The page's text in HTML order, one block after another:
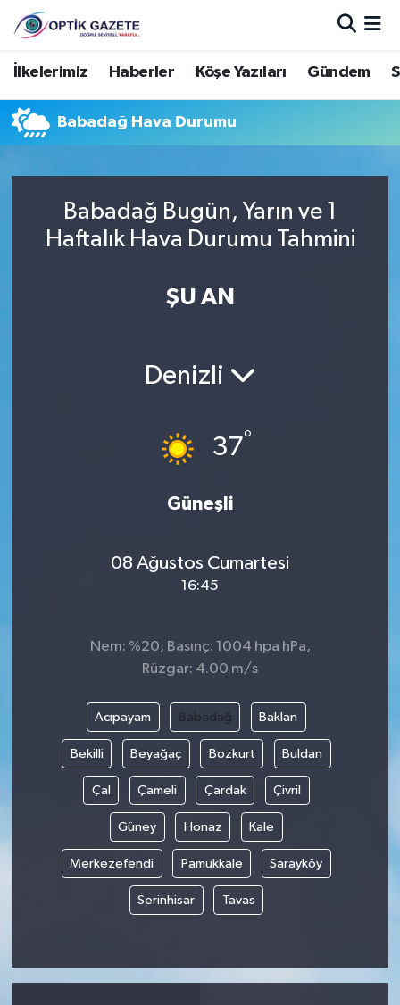
İlkelerimiz Haberler Köşe Yazıları Gündem
Babadağ Hava Durumu
Babadağ Bugün, Yarın ve 1
Haftalık Hava Durumu Tahmini
ŞU AN
Denizli
37°
Güneşli
08 Ağustos Cumartesi
16:45
Nem: %20, Basınç: 1004 hpa hPa,
Rüzgar: 4.00 m/s
Acıpayam Babadağ Baklan
Bekilli Beyağaç Bozkurt Buldan
Çal Çameli Çardak Çivril
Güney Honaz Kale
Merkezefendi Pamukkale Sarayköy
Serinhisar Tavas
Nöbetçi Eczaneler
Hava Durumu
Trafik Durumu
Süper Lig Puan Durumu ve Fikstür